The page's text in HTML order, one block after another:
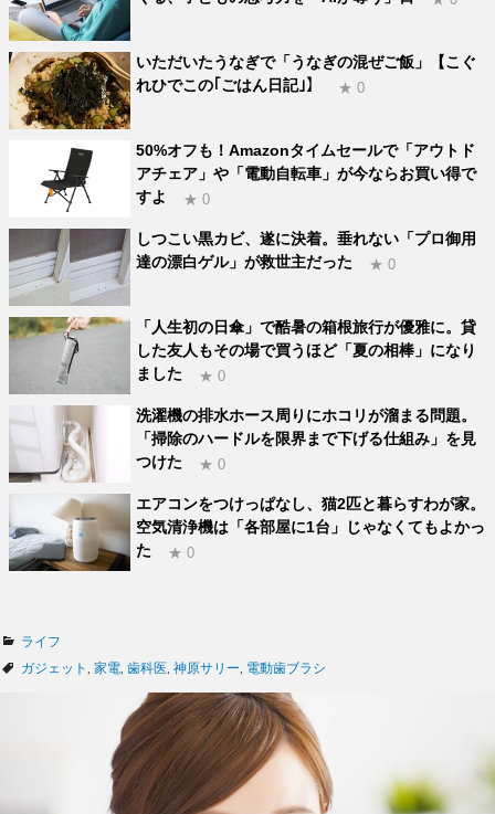
いただいたうなぎで「うなぎの混ぜご飯」【こぐ
れひでこの｢ごはん日記｣】
★ 0
50%オフも！Amazonタイムセールで「アウトド
アチェア」や「電動自転車」が今ならお買い得で
すよ
★ 0
しつこい黒カビ、遂に決着。垂れない「プロ御用
達の漂白ゲル」が救世主だった
★ 0
「人生初の日傘」で酷暑の箱根旅行が優雅に。貸
した友人もその場で買うほど「夏の相棒」になり
ました
★ 0
洗濯機の排水ホース周りにホコリが溜まる問題。
「掃除のハードルを限界まで下げる仕組み」を見
つけた
★ 0
エアコンをつけっぱなし、猫2匹と暮らすわが家。
空気清浄機は「各部屋に1台」じゃなくてもよかっ
た
★ 0
カ
テ
ライフ
タ
ガジェット 家電 歯科医 神原サリー 電動歯ブラシ